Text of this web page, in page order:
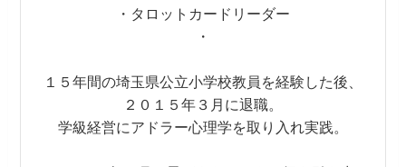
・タロットカードリーダー
・
１５年間の埼玉県公立小学校教員を経験した後、
２０１５年３月に退職。
学級経営にアドラー心理学を取り入れ実践。